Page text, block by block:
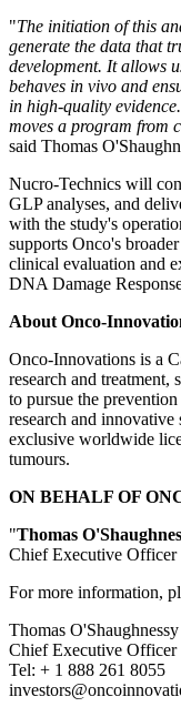
"The initiation of this
generate the data that
development. It allows
behaves in vivo and
in high-quality
moves a program from
said Thomas
Nucro-Technics will
GLP analyses, and
with the study's
supports Onco's
clinical evaluation and
DNA Damage
About Onco-
Onco-Innovations is a
research and
to pursue the
research and innovative
exclusive worldwide
tumours.
ON BEHALF OF
"Thomas
Chief Executive Officer
For more information,
Thomas O'Shaughnessy
Chief Executive Officer
Tel: + 1 888 261 8055